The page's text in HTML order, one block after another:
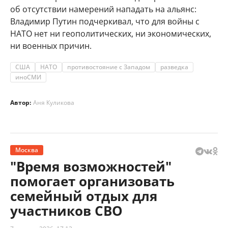
об отсутствии намерений нападать на альянс:
Владимир Путин подчеркивал, что для войны с
НАТО нет ни геополитических, ни экономических,
ни военных причин.
США НАТО противостояние с Западом
разведка
иноСМИ
Автор: Аня Куликова
Москва
"Время возможностей"
помогает организовать
семейный отдых для
участников СВО